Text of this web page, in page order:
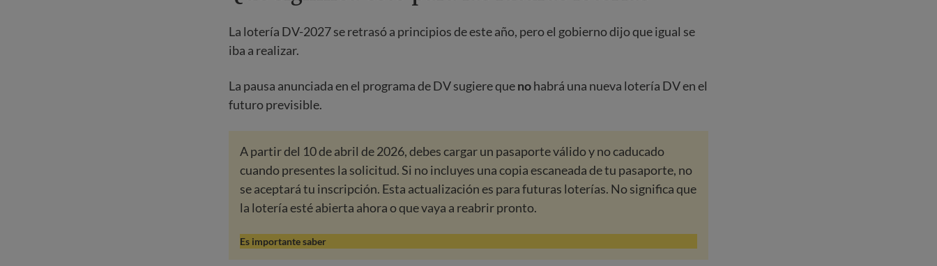
La lotería DV-2027 se retrasó a principios de este año, pero el gobierno dijo que igual se
iba a realizar.
La pausa anunciada en el programa de DV sugiere quenohabrá una nueva lotería DV en el
futuro previsible.
A partir del 10 de abril de 2026, debes cargar un pasaporte válido y no caducado
cuando presentes la solicitud. Si no incluyes una copia escaneada de tu pasaporte, no
se aceptará tu inscripción. Esta actualización es para futuras loterías. No significa que
la lotería esté abierta ahora o que vaya a reabrir pronto.
Es importante saber